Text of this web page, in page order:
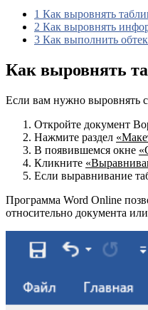
1 Как выровнять
2 Как выровнять
3 Как выполнить
Как выровнять
Если вам нужно выровнять
Откройте документ
Нажмите раздел
В появившемся окне
Кликните
Если выравнивание
Программа Word Online
относительно документа